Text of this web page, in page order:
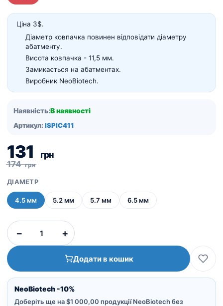
Ціна 3$.
Діаметр ковпачка повинен відповідати діаметру
абатменту.
Висота ковпачка - 11,5 мм.
Замикається на абатментах.
Виробник NeoBiotech.
Наявність:В наявності
Артикул: ISPIC411
131 грн
174 грн
ДІАМЕТР
4.5 мм 5.2 мм 5.7 мм 6.5 мм
−
відбитковий
+
Додати в кошик
NeoBiotech -10%
Доберіть ще на $1 000,00 продукції NeoBiotech без